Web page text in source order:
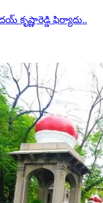
కృష్ణారెడ్డి ఫిర్యాదు..